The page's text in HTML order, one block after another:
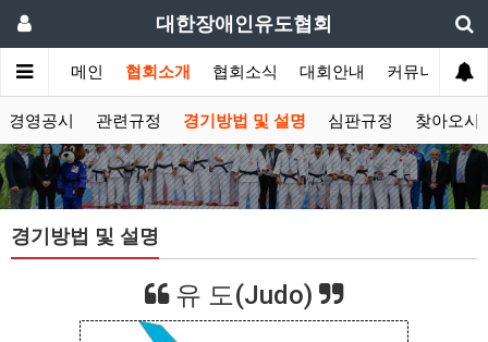
대한장애인유도협회
메인 협회소개 협회소식 대회안내 커뮤니티
경영공시 관련규정 경기방법 및 설명 심판규정 찾아오시
경기방법 및 설명
유 도(Judo)